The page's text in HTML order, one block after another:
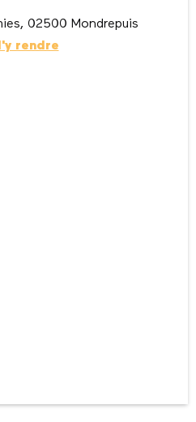
02500 Mondrepuis
rendre